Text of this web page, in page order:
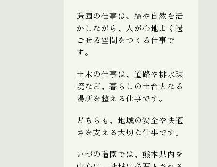
造園の仕事は、緑や自然を活
かしながら、人が心地よく過
ごせる空間をつくる仕事で
す。
土木の仕事は、道路や排水環
境など、暮らしの土台となる
場所を整える仕事です。
どちらも、地域の安全や快適
さを支える大切な仕事です。
いづの造園では、熊本県内を